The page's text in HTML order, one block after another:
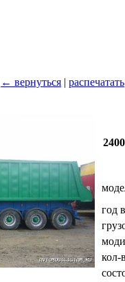
← вернуться | распечатать
год
кол-